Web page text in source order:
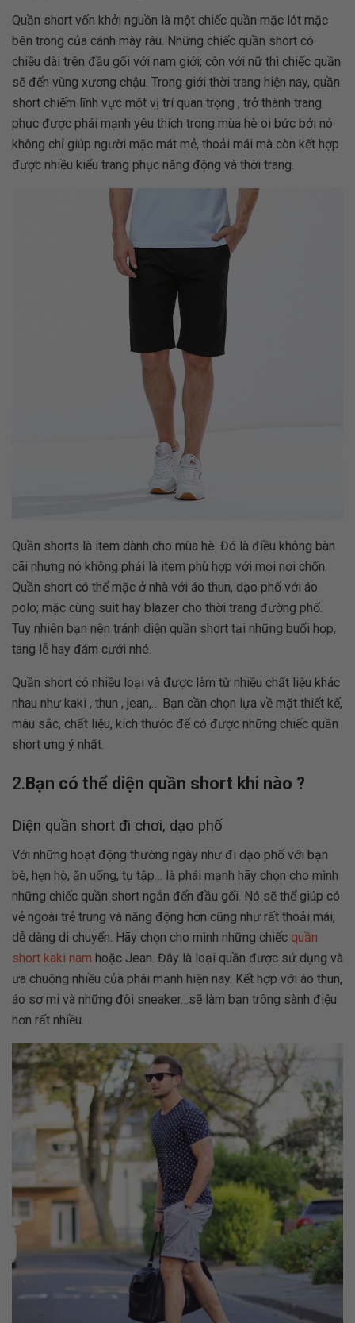
Quần short vốn khởi nguồn là một chiếc quần mặc lót mặc
bên trong của cánh mày râu. Những chiếc quần short có
chiều dài trên đầu gối với nam giới; còn với nữ thì chiếc quần
sẽ đến vùng xương chậu. Trong giới thời trang hiện nay, quần
short chiếm lĩnh vực một vị trí quan trọng , trở thành trang
phục được phái mạnh yêu thích trong mùa hè oi bức bởi nó
không chỉ giúp người mặc mát mẻ, thoải mái mà còn kết hợp
được nhiều kiểu trang phục năng động và thời trang.
Quần shorts là item dành cho mùa hè. Đó là điều không bàn
cãi nhưng nó không phải là item phù hợp với mọi nơi chốn.
Quần short có thể mặc ở nhà với áo thun, dạo phố với áo
polo; mặc cùng suit hay blazer cho thời trang đường phố.
Tuy nhiên bạn nên tránh diện quần short tại những buổi họp,
tang lễ hay đám cưới nhé.
Quần short có nhiều loại và được làm từ nhiều chất liệu khác
nhau như kaki , thun , jean,… Bạn cần chọn lựa về mặt thiết kế,
màu sắc, chất liệu, kích thước để có được những chiếc quần
short ưng ý nhất.
2.Bạn có thể diện quần short khi nào ?
Diện quần short đi chơi, dạo phố
Với những hoạt động thường ngày như đi dạo phố với bạn
bè, hẹn hò, ăn uống, tụ tập… là phái mạnh hãy chọn cho mình
những chiếc quần short ngắn đến đầu gối. Nó sẽ thể giúp có
vẻ ngoài trẻ trung và năng động hơn cũng như rất thoải mái,
dễ dàng di chuyển. Hãy chọn cho mình những chiếc quần
short kaki nam hoặc Jean. Đây là loại quần được sử dụng và
ưa chuộng nhiều của phái mạnh hiện nay. Kết hợp với áo thun,
áo sơ mi và những đôi sneaker…sẽ làm bạn trông sành điệu
hơn rất nhiều.